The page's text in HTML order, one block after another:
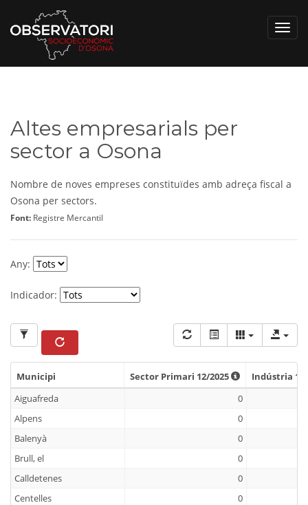
Altes empresarials per
sector a Osona
Nombre de noves empreses constituïdes amb adreça fiscal a
Osona per sectors.
Font: Registre Mercantil
Any:
Indicador:
Municipi Sector Primari 12/2025 Indústria
Municipi Sector Primari 12/2025
Indústria
Aiguafreda
0
Alpens
0
Balenyà
0
Brull, el
0
Calldetenes
0
Centelles
0